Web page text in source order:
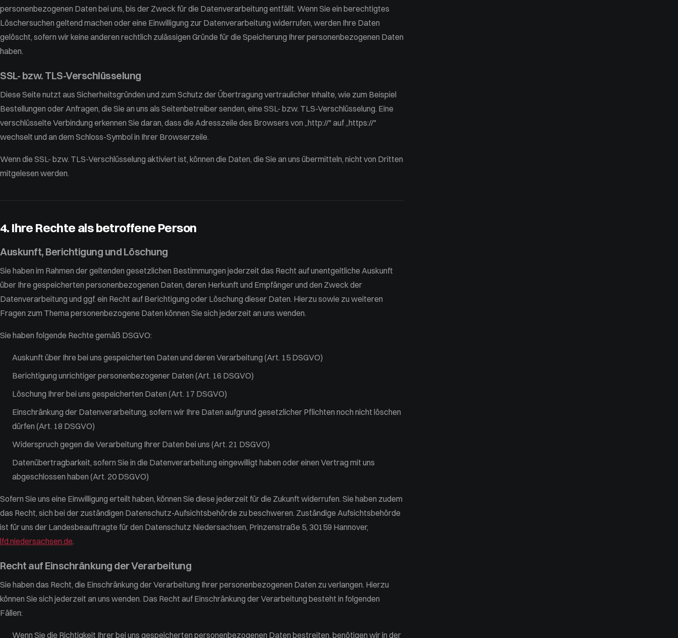
personenbezogenen Daten bei uns, bis der Zweck für die Datenverarbeitung entfällt. Wenn Sie ein berechtigtes
Löschersuchen geltend machen oder eine Einwilligung zur Datenverarbeitung widerrufen, werden Ihre Daten
gelöscht, sofern wir keine anderen rechtlich zulässigen Gründe für die Speicherung Ihrer personenbezogenen Daten
haben.
SSL- bzw. TLS-Verschlüsselung
Diese Seite nutzt aus Sicherheitsgründen und zum Schutz der Übertragung vertraulicher Inhalte, wie zum Beispiel
Bestellungen oder Anfragen, die Sie an uns als Seitenbetreiber senden, eine SSL- bzw. TLS-Verschlüsselung. Eine
verschlüsselte Verbindung erkennen Sie daran, dass die Adresszeile des Browsers von „http://" auf „https://"
wechselt und an dem Schloss-Symbol in Ihrer Browserzeile.
Wenn die SSL- bzw. TLS-Verschlüsselung aktiviert ist, können die Daten, die Sie an uns übermitteln, nicht von Dritten
mitgelesen werden.
4. Ihre Rechte als betroffene Person
Auskunft, Berichtigung und Löschung
Sie haben im Rahmen der geltenden gesetzlichen Bestimmungen jederzeit das Recht auf unentgeltliche Auskunft
über Ihre gespeicherten personenbezogenen Daten, deren Herkunft und Empfänger und den Zweck der
Datenverarbeitung und ggf. ein Recht auf Berichtigung oder Löschung dieser Daten. Hierzu sowie zu weiteren
Fragen zum Thema personenbezogene Daten können Sie sich jederzeit an uns wenden.
Sie haben folgende Rechte gemäß DSGVO:
Auskunft über Ihre bei uns gespeicherten Daten und deren Verarbeitung (Art. 15 DSGVO)
Berichtigung unrichtiger personenbezogener Daten (Art. 16 DSGVO)
Löschung Ihrer bei uns gespeicherten Daten (Art. 17 DSGVO)
Einschränkung der Datenverarbeitung, sofern wir Ihre Daten aufgrund gesetzlicher Pflichten noch nicht löschen
dürfen (Art. 18 DSGVO)
Widerspruch gegen die Verarbeitung Ihrer Daten bei uns (Art. 21 DSGVO)
Datenübertragbarkeit, sofern Sie in die Datenverarbeitung eingewilligt haben oder einen Vertrag mit uns
abgeschlossen haben (Art. 20 DSGVO)
Sofern Sie uns eine Einwilligung erteilt haben, können Sie diese jederzeit für die Zukunft widerrufen. Sie haben zudem
das Recht, sich bei der zuständigen Datenschutz-Aufsichtsbehörde zu beschweren. Zuständige Aufsichtsbehörde
ist für uns der Landesbeauftragte für den Datenschutz Niedersachsen, Prinzenstraße 5, 30159 Hannover,
lfd.niedersachsen.de.
Recht auf Einschränkung der Verarbeitung
Sie haben das Recht, die Einschränkung der Verarbeitung Ihrer personenbezogenen Daten zu verlangen. Hierzu
können Sie sich jederzeit an uns wenden. Das Recht auf Einschränkung der Verarbeitung besteht in folgenden
Fällen:
Wenn Sie die Richtigkeit Ihrer bei uns gespeicherten personenbezogenen Daten bestreiten, benötigen wir in der